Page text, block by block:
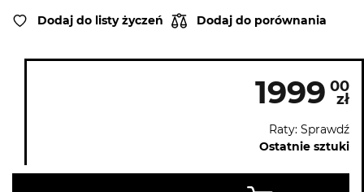
Dodaj do listy życzeń Dodaj do porównania
1999 00
zł
Raty: Sprawdź
Ostatnie sztuki